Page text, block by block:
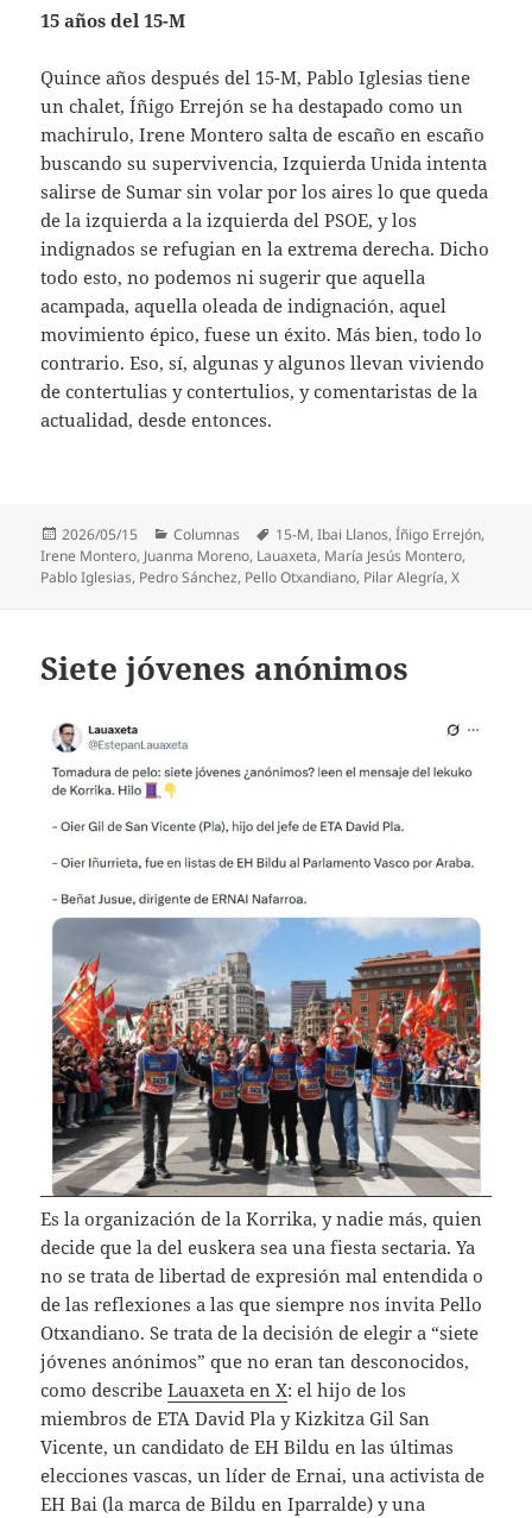
15 años del 15-M
Quince años después del 15-M, Pablo Iglesias tiene
un chalet, Íñigo Errejón se ha destapado como un
machirulo, Irene Montero salta de escaño en escaño
buscando su supervivencia, Izquierda Unida intenta
salirse de Sumar sin volar por los aires lo que queda
de la izquierda a la izquierda del PSOE, y los
indignados se refugian en la extrema derecha. Dicho
todo esto, no podemos ni sugerir que aquella
acampada, aquella oleada de indignación, aquel
movimiento épico, fuese un éxito. Más bien, todo lo
contrario. Eso, sí, algunas y algunos llevan viviendo
de contertulias y contertulios, y comentaristas de la
actualidad, desde entonces.
Publicado
el
2026/05/15 Categorías
Columnas Etiquetas
15-M,Ibai Llanos,Íñigo Errejón,
Irene Montero, Juanma Moreno, Lauaxeta, María Jesús Montero,
Pablo Iglesias, Pedro Sánchez, Pello Otxandiano, Pilar Alegría,X
Siete jóvenes anónimos
Es la organización de la Korrika, y nadie más, quien
decide que la del euskera sea una fiesta sectaria. Ya
no se trata de libertad de expresión mal entendida o
de las reflexiones a las que siempre nos invita Pello
Otxandiano. Se trata de la decisión de elegir a “siete
jóvenes anónimos” que no eran tan desconocidos,
como describeLauaxeta en X: el hijo de los
miembros de ETA David Pla y Kizkitza Gil San
Vicente, un candidato de EH Bildu en las últimas
elecciones vascas, un líder de Ernai, una activista de
EH Bai (la marca de Bildu en Iparralde) y una